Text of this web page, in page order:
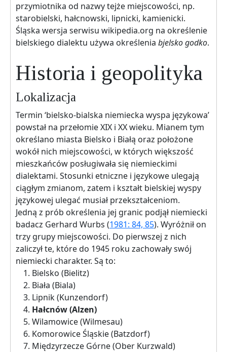
przymiotnika od nazwy tejże miejscowości, np.
starobielski, hałcnowski, lipnicki, kamienicki.
Śląska wersja serwisu wikipedia.org na określenie
bielskiego dialektu używa określenia bjelsko godko.
Historia i geopolityka
Lokalizacja
Termin ‘bielsko-bialska niemiecka wyspa językowa’
powstał na przełomie XIX i XX wieku. Mianem tym
określano miasta Bielsko i Białą oraz położone
wokół nich miejscowości, w których większość
mieszkańców posługiwała się niemieckimi
dialektami. Stosunki etniczne i językowe ulegają
ciągłym zmianom, zatem i kształt bielskiej wyspy
językowej ulegać musiał przekształceniom.
Jedną z prób określenia jej granic podjął niemiecki
badacz Gerhard Wurbs (1981: 84, 85). Wyróżnił on
trzy grupy miejscowości. Do pierwszej z nich
zaliczył te, które do 1945 roku zachowały swój
niemiecki charakter. Są to:
Bielsko (Bielitz)
Biała (Biala)
Lipnik (Kunzendorf)
Hałcnów (Alzen)
Wilamowice (Wilmesau)
Komorowice Śląskie (Batzdorf)
Międzyrzecze Górne (Ober Kurzwald)